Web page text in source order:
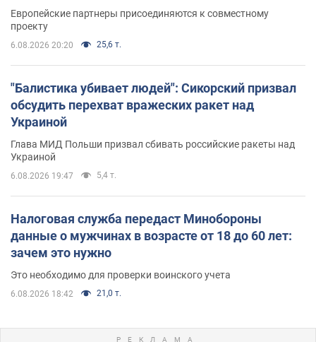
Европейские партнеры присоединяются к совместному
проекту
6.08.2026 20:20 25,6 т.
"Балистика убивает людей": Сикорский призвал
обсудить перехват вражеских ракет над
Украиной
Глава МИД Польши призвал сбивать российские ракеты над
Украиной
6.08.2026 19:47 5,4 т.
Налоговая служба передаст Минобороны
данные о мужчинах в возрасте от 18 до 60 лет:
зачем это нужно
Это необходимо для проверки воинского учета
6.08.2026 18:42 21,0 т.